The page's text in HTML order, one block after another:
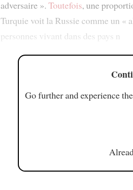
adversaire ». Toutefois, une
Turquie voit la Russie comme un «
personnes vivant dans des pays n
Go further and experience